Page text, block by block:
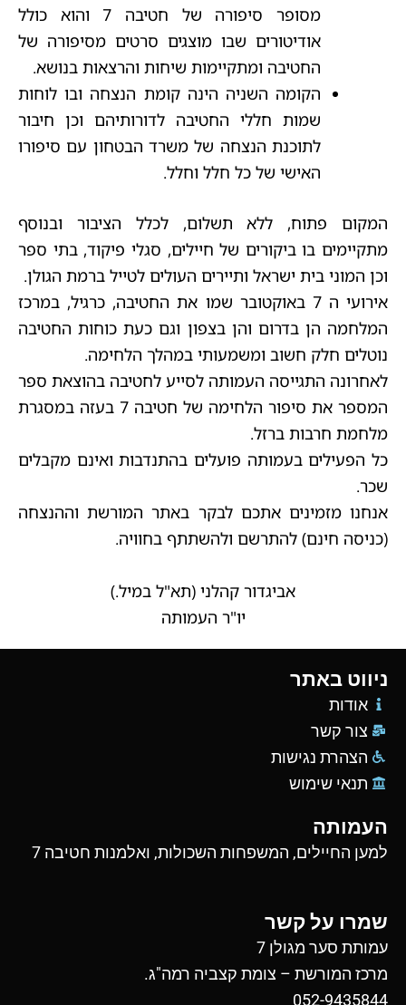
מסופר סיפורה של חטיבה 7 והוא כולל
אודיטורים שבו מוצגים סרטים מסיפורה של
החטיבה ומתקיימות שיחות והרצאות בנושא.
הקומה השניה הינה קומת הנצחה ובו לוחות
שמות חללי החטיבה לדורותיהם וכן חיבור
לתוכנת הנצחה של משרד הבטחון עם סיפורו
האישי של כל חלל וחלל.
המקום פתוח, ללא תשלום, לכלל הציבור ובנוסף
מתקיימים בו ביקורים של חיילים, סגלי פיקוד, בתי ספר
וכן המוני בית ישראל ותיירים העולים לטייל ברמת הגולן.
אירועי ה 7 באוקטובר שמו את החטיבה, כרגיל, במרכז
המלחמה הן בדרום והן בצפון וגם כעת כוחות החטיבה
נוטלים חלק חשוב ומשמעותי במהלך הלחימה.
לאחרונה התגייסה העמותה לסייע לחטיבה בהוצאת ספר
המספר את סיפור הלחימה של חטיבה 7 בעזה במסגרת
מלחמת חרבות ברזל.
כל הפעילים בעמותה פועלים בהתנדבות ואינם מקבלים
שכר.
אנחנו מזמינים אתכם לבקר באתר המורשת וההנצחה
(כניסה חינם) להתרשם ולהשתתף בחוויה.
אביגדור קהלני (תא"ל במיל.)
יו"ר העמותה
ניווט באתר
אודות
צור קשר
הצהרת נגישות
תנאי שימוש
העמותה
למען החיילים, המשפחות השכולות, ואלמנות חטיבה 7
שמרו על קשר
עמותת סער מגולן 7
מרכז המורשת – צומת קצביה רמה"ג.
052-9435844